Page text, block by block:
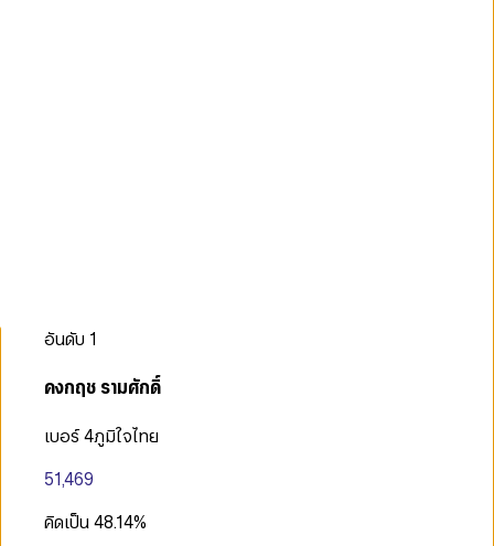
อันดับ 1
คงกฤช รามศักดิ์
เบอร์ 4ภูมิใจไทย
51,469
คิดเป็น48.14%